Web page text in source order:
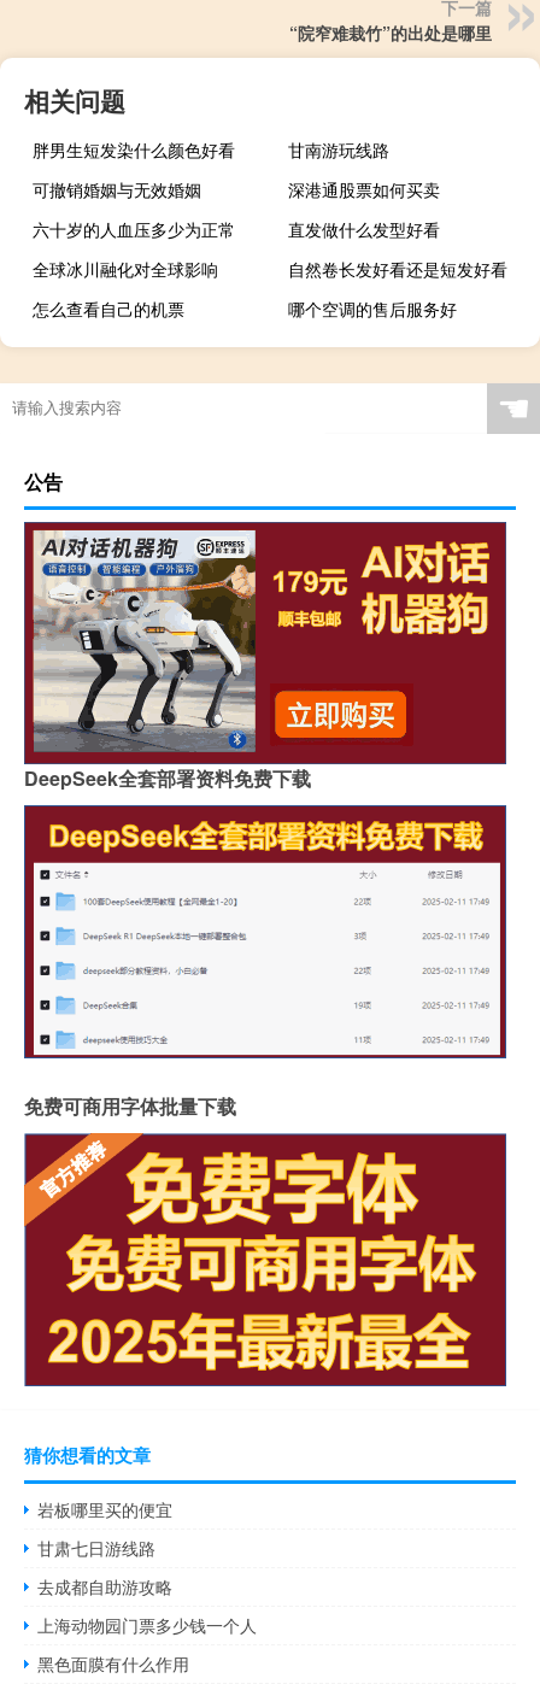
下一篇
“院窄难栽竹”的出处是哪里
相关问题
胖男生短发染什么颜色好看
甘南游玩线路
可撤销婚姻与无效婚姻
深港通股票如何买卖
六十岁的人血压多少为正常
直发做什么发型好看
全球冰川融化对全球影响
自然卷长发好看还是短发好看
怎么查看自己的机票
哪个空调的售后服务好
☚
公告
DeepSeek全套部署资料免费下载
免费可商用字体批量下载
猜你想看的文章
岩板哪里买的便宜
甘肃七日游线路
去成都自助游攻略
上海动物园门票多少钱一个人
黑色面膜有什么作用